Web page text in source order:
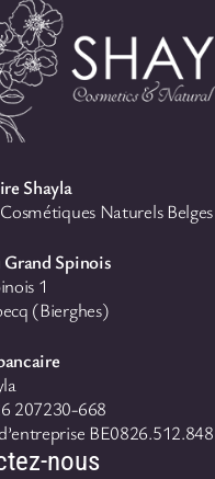
Shayla
Naturels Belges
Grand Spinois
1
(Bierghes)
207230-668
BE0826.512.848
nous